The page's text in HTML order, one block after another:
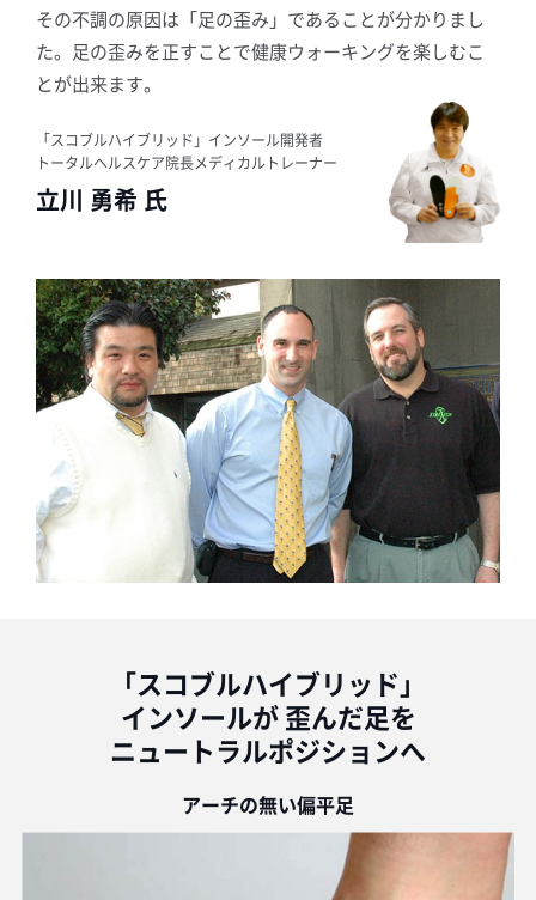
その不調の原因は「足の歪み」であることが分かりまし
た。足の歪みを正すことで健康ウォーキングを楽しむこ
とが出来ます。
「スコブルハイブリッド」インソール開発者
トータルヘルスケア院長メディカルトレーナー
立川 勇希 氏
「スコブルハイブリッド」
インソールが歪んだ足を
ニュートラルポジションへ
アーチの無い偏平足